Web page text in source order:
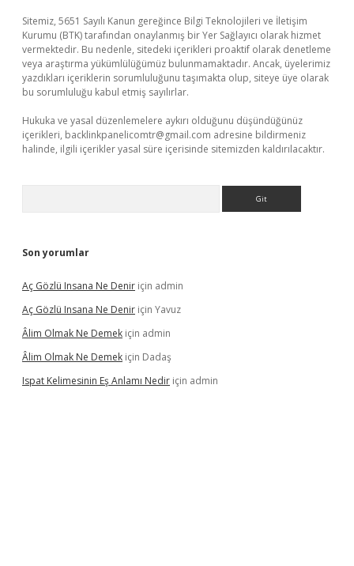
Sitemiz, 5651 Sayılı Kanun gereğince Bilgi Teknolojileri ve İletişim
Kurumu (BTK) tarafından onaylanmış bir Yer Sağlayıcı olarak hizmet
vermektedir. Bu nedenle, sitedeki içerikleri proaktif olarak denetleme
veya araştırma yükümlülüğümüz bulunmamaktadır. Ancak, üyelerimiz
yazdıkları içeriklerin sorumluluğunu taşımakta olup, siteye üye olarak
bu sorumluluğu kabul etmiş sayılırlar.
Hukuka ve yasal düzenlemelere aykırı olduğunu düşündüğünüz
içerikleri, backlinkpanelicomtr@gmail.com adresine bildirmeniz
halinde, ilgili içerikler yasal süre içerisinde sitemizden kaldırılacaktır.
Son yorumlar
Aç Gözlü Insana Ne Denir için admin
Aç Gözlü Insana Ne Denir için Yavuz
Âlim Olmak Ne Demek için admin
Âlim Olmak Ne Demek için Dadaş
Ispat Kelimesinin Eş Anlamı Nedir için admin